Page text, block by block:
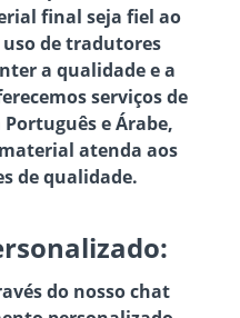
final seja fiel ao
de tradutores
a qualidade e a
serviços de
e Árabe,
atenda aos
de qualidade.
do nosso chat